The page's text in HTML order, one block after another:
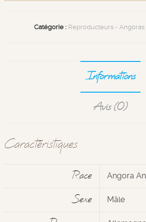
Catégorie : Reproducteurs - Angoras
Informations
Avis (0)
Caractéristiques
Race Angora
Sexe Mâle